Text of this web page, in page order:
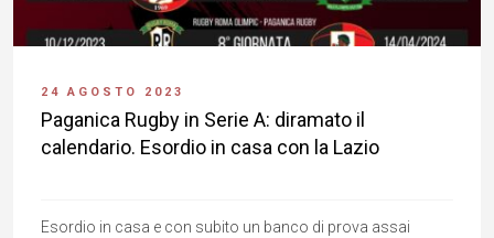
24 AGOSTO 2023
Paganica Rugby in Serie A: diramato il
calendario. Esordio in casa con la Lazio
Esordio in casa e con subito un banco di prova assai